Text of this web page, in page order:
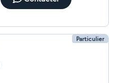
Particulier